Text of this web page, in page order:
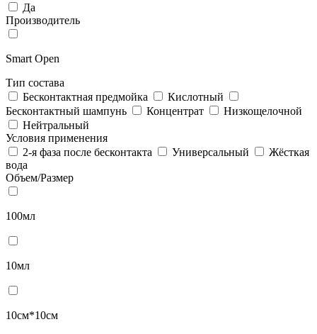
Да
Производитель
Smart Open
Тип состава
Бесконтактная предмойка
Кислотный
Бесконтактный шампунь
Концентрат
Низкощелочной
Нейтральный
Условия применения
2-я фаза после бесконтакта
Универсальный
Жёсткая
вода
Объем/Размер
100мл
10мл
10см*10см